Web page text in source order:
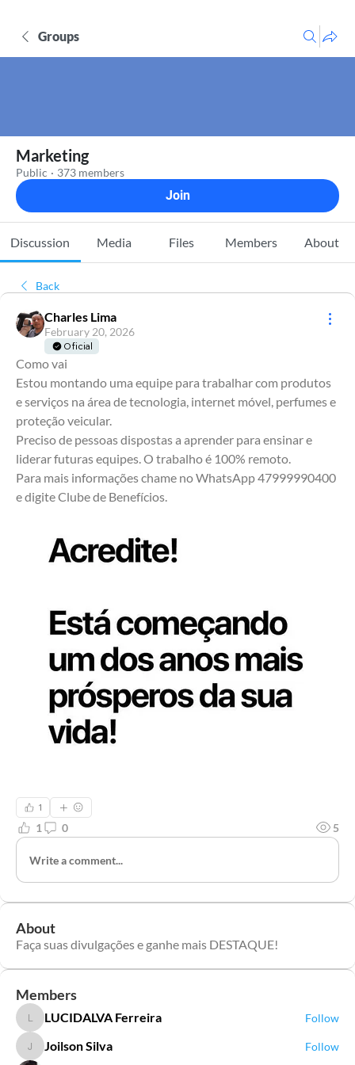
Groups
Marketing
Public · 373 members
Join
Discussion Media Files Members About
Back
Charles Lima
February 20, 2026
Oficial
Como vai
Estou montando uma equipe para trabalhar com produtos
e serviços na área de tecnologia, internet móvel, perfumes e
proteção veicular.
Preciso de pessoas dispostas a aprender para ensinar e
liderar futuras equipes. O trabalho é 100% remoto.
Para mais informações chame no WhatsApp 47999990400
e digite Clube de Benefícios.
1
1 0 5
Write a comment...
About
Faça suas divulgações e ganhe mais DESTAQUE!
Members
LUCIDALVA Ferreira
LUCIDALVA Ferreira Follow
Joilson Silva
Joilson Silva Follow